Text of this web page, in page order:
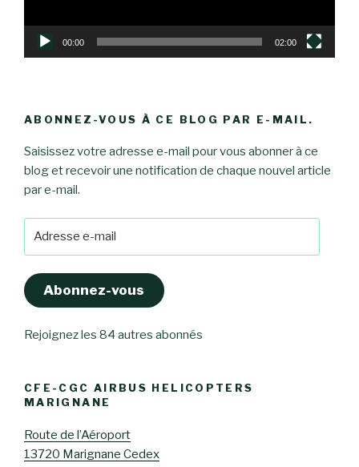
00:00 02:00
ABONNEZ-VOUS À CE BLOG PAR E-MAIL.
Saisissez votre adresse e-mail pour vous abonner à ce
blog et recevoir une notification de chaque nouvel article
par e-mail.
Abonnez-vous
Rejoignez les 84 autres abonnés
CFE-CGC AIRBUS HELICOPTERS
MARIGNANE
Route de l’Aéroport
13720 Marignane Cedex